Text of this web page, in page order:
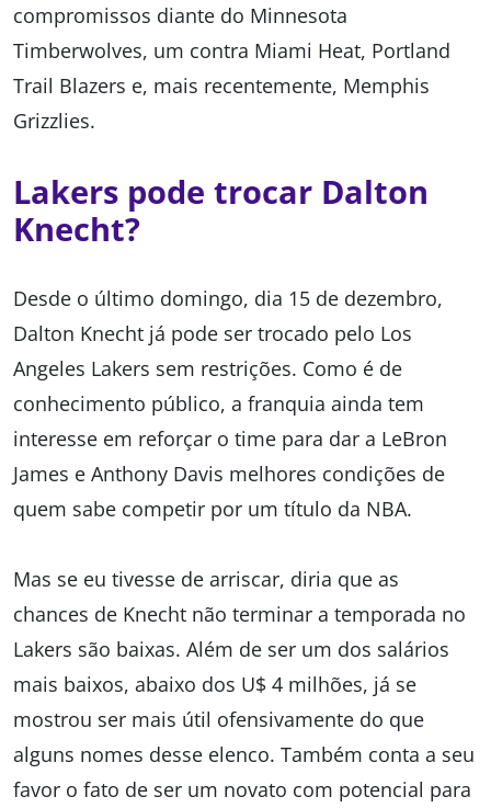
compromissos diante do Minnesota
Timberwolves, um contra Miami Heat, Portland
Trail Blazers e, mais recentemente, Memphis
Grizzlies.
Lakers pode trocar Dalton
Knecht?
Desde o último domingo, dia 15 de dezembro,
Dalton Knecht já pode ser trocado pelo Los
Angeles Lakers sem restrições. Como é de
conhecimento público, a franquia ainda tem
interesse em reforçar o time para dar a LeBron
James e Anthony Davis melhores condições de
quem sabe competir por um título da NBA.
Mas se eu tivesse de arriscar, diria que as
chances de Knecht não terminar a temporada no
Lakers são baixas. Além de ser um dos salários
mais baixos, abaixo dos U$ 4 milhões, já se
mostrou ser mais útil ofensivamente do que
alguns nomes desse elenco. Também conta a seu
favor o fato de ser um novato com potencial para